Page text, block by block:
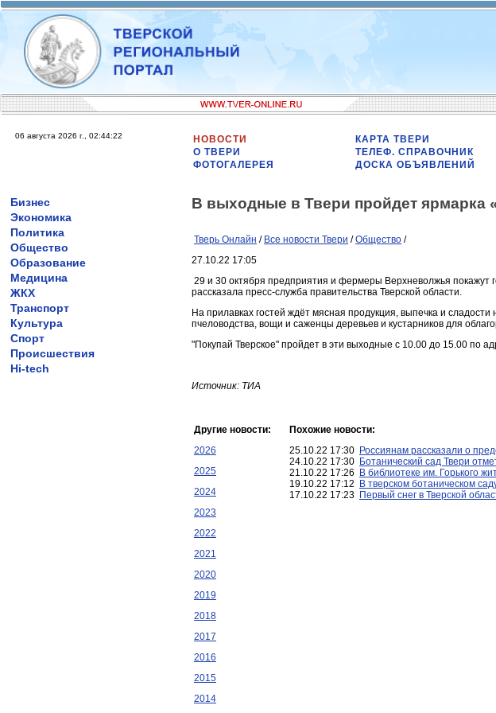
06 августа 2026 г., 02:44:22
НОВОСТИ
О ТВЕРИ
ФОТОГАЛЕРЕЯ
КАРТА ТВЕРИ
ТЕЛЕФ. СПРАВОЧНИК
ДОСКА ОБЪЯВЛЕНИЙ
Бизнес
Экономика
Политика
Общество
Образование
Медицина
ЖКХ
Транспорт
Культура
Спорт
Происшествия
Hi-tech
В выходные в Твери пройдет ярмарка
Тверь Онлайн / Все новости Твери /Общество /
27.10.22 17:05
29 и 30 октября предприятия и фермеры Верхневолжья покажут
рассказала пресс-служба правительства Тверской области.
На прилавках гостей ждёт мясная продукция, выпечка и
пчеловодства, вощи и саженцы деревьев и кустарников для
"Покупай Тверское" пройдет в эти выходные с 10.00 до 15.00 по
Источник: ТИА
Другие новости:
2026
2025
2024
2023
2022
2021
2020
2019
2018
2017
2016
2015
2014
Похожие новости:
25.10.22 17:30 Россиянам рассказали о
24.10.22 17:30 Ботанический сад Твери
21.10.22 17:26
В библиотеке им. Горького
19.10.22 17:12
В тверском ботаническом
17.10.22 17:23 Первый снег в Тверской